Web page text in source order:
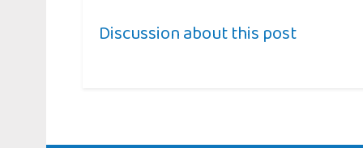
Discussion about this post